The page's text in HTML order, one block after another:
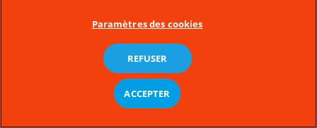
Donnees Techniques
nl
Paramètres des cookies
REFUSER
ACCEPTER